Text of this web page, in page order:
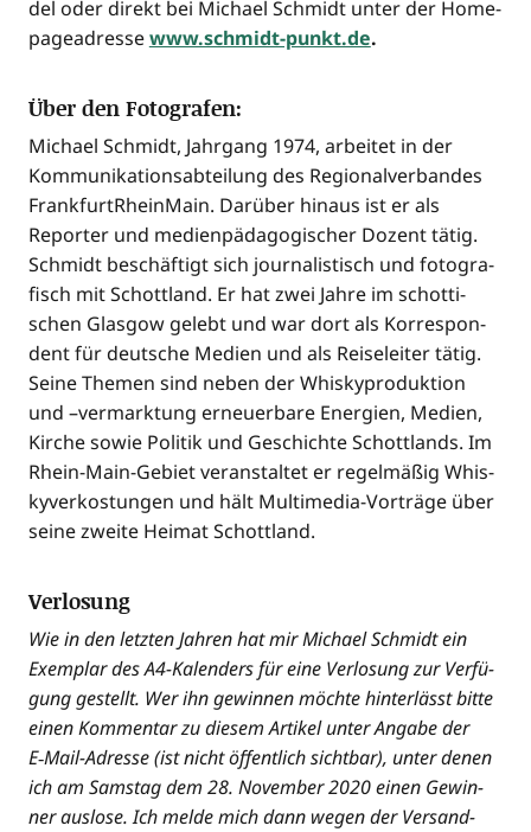
del oder direkt bei Micha­el Schmidt unter der Home­
page­adres­sewww.schmidt-punkt.de.
Über den Fotografen:
Micha­el Schmidt, Jahr­gang 1974, arbei­tet in der
Kom­mu­ni­ka­ti­ons­ab­tei­lung des Regio­nal­ver­ban­des
Frank­furt­Rhein­Main. Dar­über hin­aus ist er als
Repor­ter und medi­en­päd­ago­gi­scher Dozent tätig.
Schmidt beschäf­tigt sich jour­na­lis­tisch und foto­gra­
fisch mit Schott­land. Er hat zwei Jah­re im schot­ti­
schen Glas­gow gelebt und war dort als Kor­re­spon­
dent für deut­sche Medi­en und als Rei­se­lei­ter tätig.
Sei­ne The­men sind neben der Whis­ky­pro­duk­ti­on
und –ver­mark­tung erneu­er­ba­re Ener­gien, Medi­en,
Kir­che sowie Poli­tik und Geschich­te Schott­lands. Im
Rhein-Main-Gebiet ver­an­stal­tet er regel­mä­ßig Whis­
ky­ver­kos­tun­gen und hält Mul­ti­me­dia-Vor­trä­ge über
sei­ne zwei­te Hei­mat Schottland.
Verlosung
Wie in den letz­ten Jah­ren hat mir Micha­el Schmidt ein
Exem­plar des A4-Kalen­ders für eine Ver­lo­sung zur Ver­fü­
gung gestellt. Wer ihn gewin­nen möch­te hin­ter­lässt bit­te
einen Kom­men­tar zu die­sem Arti­kel unter Anga­be der
E‑Mail-Adres­se (ist nicht öffent­lich sicht­bar), unter denen
ich am Sams­tag dem 28. Novem­ber 2020 einen Gewin­
ner aus­lo­se. Ich mel­de mich dann wegen der Ver­sand­